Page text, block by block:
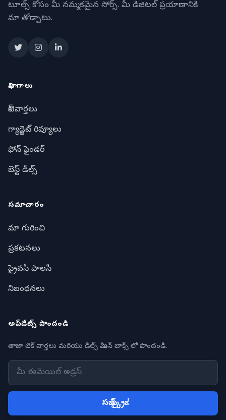
టూల్స్ కోసం మీ నమ్మకమైన సోర్స్. మీ డిజిటల్ ప్రయాణానికి
మా తోడ్పాటు.
విభాగాలు
టెక్ వార్తలు
గ్యాడ్జెట్ రివ్యూలు
ఫోన్ ఫైండర్
బెస్ట్ డీల్స్
సమాచారం
మా గురించి
ప్రకటనలు
ప్రైవసీ పాలసీ
నిబంధనలు
అప్‌డేట్స్ పొందండి
తాజా టెక్ వార్తలు మరియు డీల్స్ మీ ఇన్ బాక్స్ లో పొందండి.
సబ్ స్క్రైబ్